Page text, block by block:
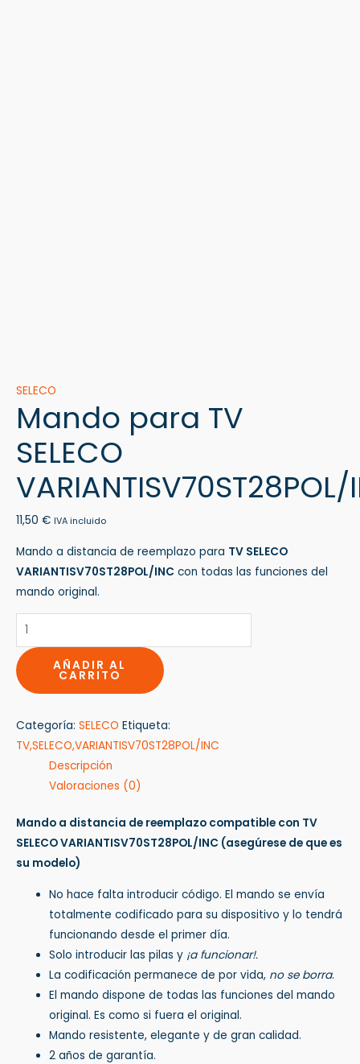
SELECO
Mando para TV
SELECO
11,50 € IVA incluido
Mando a distancia de reemplazo para TV SELECO
VARIANTISV70ST28POL/INC con todas las funciones del
mando original.
AÑADIR AL
CARRITO
Categoría: SELECO Etiqueta:
TV,SELECO,VARIANTISV70ST28POL/INC
Descripción
Valoraciones (0)
Mando a distancia de reemplazo compatible con TV
SELECO VARIANTISV70ST28POL/INC (asegúrese de que es
su modelo)
No hace falta introducir código. El mando se envía
totalmente codificado para su dispositivo y lo tendrá
funcionando desde el primer día.
Solo introducir las pilas y ¡a funcionar!.
La codificación permanece de por vida, no se borra.
El mando dispone de todas las funciones del mando
original. Es como si fuera el original.
Mando resistente, elegante y de gran calidad.
2 años de garantía.